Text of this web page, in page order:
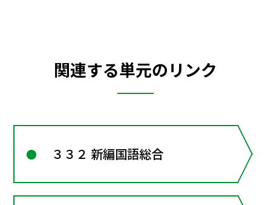
関連する単元のリンク
３３２ 新編国語総合